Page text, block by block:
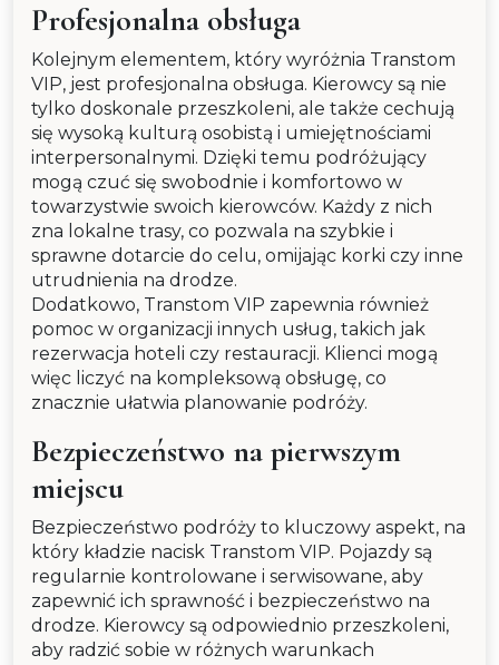
Profesjonalna obsługa
Kolejnym elementem, który wyróżnia Transtom
VIP, jest profesjonalna obsługa. Kierowcy są nie
tylko doskonale przeszkoleni, ale także cechują
się wysoką kulturą osobistą i umiejętnościami
interpersonalnymi. Dzięki temu podróżujący
mogą czuć się swobodnie i komfortowo w
towarzystwie swoich kierowców. Każdy z nich
zna lokalne trasy, co pozwala na szybkie i
sprawne dotarcie do celu, omijając korki czy inne
utrudnienia na drodze.
Dodatkowo, Transtom VIP zapewnia również
pomoc w organizacji innych usług, takich jak
rezerwacja hoteli czy restauracji. Klienci mogą
więc liczyć na kompleksową obsługę, co
znacznie ułatwia planowanie podróży.
Bezpieczeństwo na pierwszym
miejscu
Bezpieczeństwo podróży to kluczowy aspekt, na
który kładzie nacisk Transtom VIP. Pojazdy są
regularnie kontrolowane i serwisowane, aby
zapewnić ich sprawność i bezpieczeństwo na
drodze. Kierowcy są odpowiednio przeszkoleni,
aby radzić sobie w różnych warunkach